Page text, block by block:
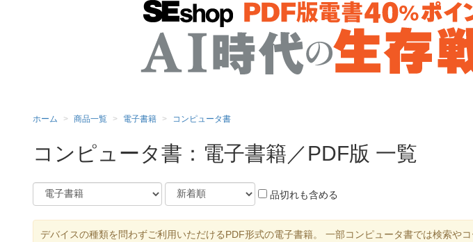
ホーム 商品一覧 電子書籍 コンピュータ書
コンピュータ書：電子書籍／PDF版 一覧
品切れも含める
デバイスの種類を問わずご利用いただけるPDF形式の電子書籍。 一部コンピュータ書では検索や